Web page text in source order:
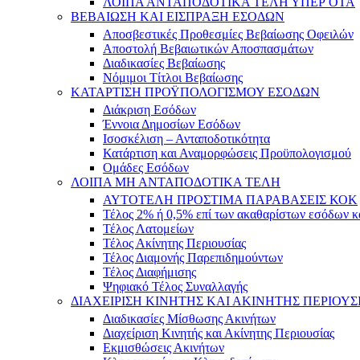
ΒΕΒΑΙΩΣΗ ΚΑΙ ΕΙΣΠΡΑΞΗ ΕΣΟΔΩΝ
Αποσβεστικές Προθεσμίες Βεβαίωσης Οφειλών
Αποστολή Βεβαιωτικών Αποσπασμάτων
Διαδικασίες Βεβαίωσης
Νόμιμοι Τίτλοι Βεβαίωσης
ΚΑΤΑΡΤΙΣΗ ΠΡΟΫΠΟΛΟΓΙΣΜΟΥ ΕΣΟΔΩΝ
Διάκριση Εσόδων
Έννοια Δημοσίων Εσόδων
Ισοσκέλιση – Ανταποδοτικότητα
Κατάρτιση και Αναμορφώσεις Προϋπολογισμού
Ομάδες Εσόδων
ΛΟΙΠΑ ΜΗ ΑΝΤΑΠΟΔΟΤΙΚΑ ΤΕΛΗ
ΑΥΤΟΤΕΛΗ ΠΡΟΣΤΙΜΑ ΠΑΡΑΒΑΣΕΙΣ ΚΟΚ
Τέλος 2% ή 0,5% επί των ακαθαρίστων εσόδων
Τέλος Λατομείων
Τέλος Ακίνητης Περιουσίας
Τέλος Διαμονής Παρεπιδημούντων
Τέλος Διαφήμισης
Ψηφιακό Τέλος Συναλλαγής
ΔΙΑΧΕΙΡΙΣΗ ΚΙΝΗΤΗΣ ΚΑΙ ΑΚΙΝΗΤΗΣ
Διαδικασίες Μίσθωσης Ακινήτων
Διαχείριση Κινητής και Ακίνητης Περιουσίας
Εκμισθώσεις Ακινήτων